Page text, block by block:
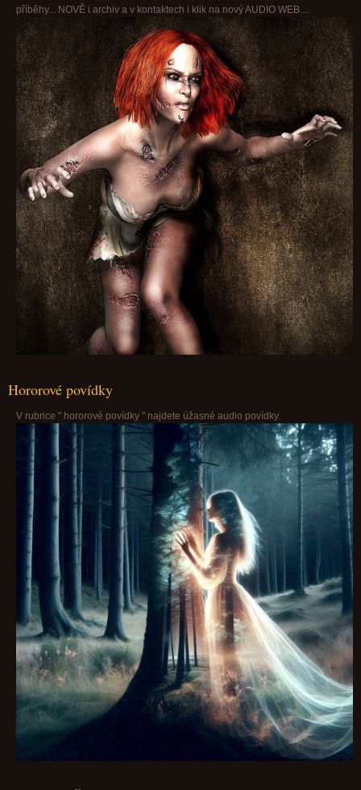
příběhy... NOVĚ i archiv a v kontaktech i klik na nový AUDIO WEB....
Hororové povídky
V rubrice " hororové povídky " najdete úžasné audio povídky.